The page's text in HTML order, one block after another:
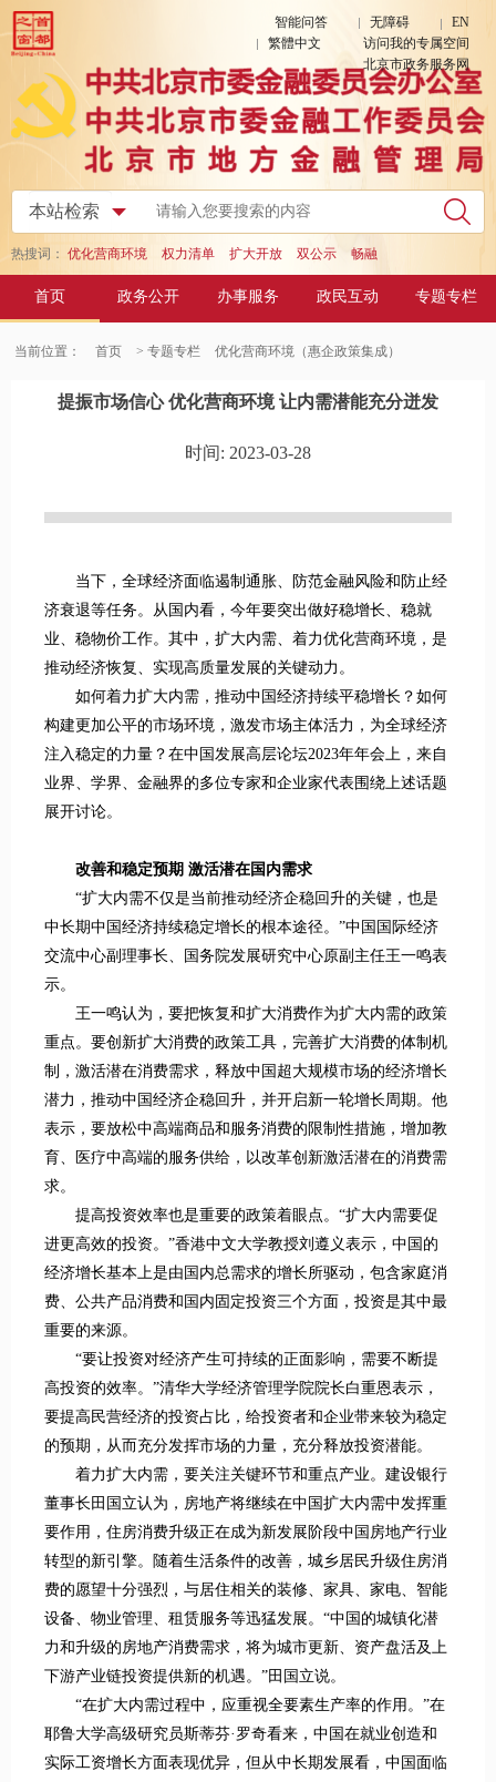
智能问答 无障碍
EN
繁體中文
访问我的专属空间
北京市政务服务网
热搜词： 优化营商环境 权力清单 扩大开放 双公示 畅融
首页 政务公开 办事服务 政民互动 专题专栏
当前位置： 首页 > 专题专栏 优化营商环境（惠企政策集成）
提振市场信心 优化营商环境 让内需潜能充分迸发
时间: 2023-03-28
当下，全球经济面临遏制通胀、防范金融风险和防止经
济衰退等任务。从国内看，今年要突出做好稳增长、稳就
业、稳物价工作。其中，扩大内需、着力优化营商环境，是
推动经济恢复、实现高质量发展的关键动力。
如何着力扩大内需，推动中国经济持续平稳增长？如何
构建更加公平的市场环境，激发市场主体活力，为全球经济
注入稳定的力量？在中国发展高层论坛2023年年会上，来自
业界、学界、金融界的多位专家和企业家代表围绕上述话题
展开讨论。
改善和稳定预期 激活潜在国内需求
“扩大内需不仅是当前推动经济企稳回升的关键，也是
中长期中国经济持续稳定增长的根本途径。”中国国际经济
交流中心副理事长、国务院发展研究中心原副主任王一鸣表
示。
王一鸣认为，要把恢复和扩大消费作为扩大内需的政策
重点。要创新扩大消费的政策工具，完善扩大消费的体制机
制，激活潜在消费需求，释放中国超大规模市场的经济增长
潜力，推动中国经济企稳回升，并开启新一轮增长周期。他
表示，要放松中高端商品和服务消费的限制性措施，增加教
育、医疗中高端的服务供给，以改革创新激活潜在的消费需
求。
提高投资效率也是重要的政策着眼点。“扩大内需要促
进更高效的投资。”香港中文大学教授刘遵义表示，中国的
经济增长基本上是由国内总需求的增长所驱动，包含家庭消
费、公共产品消费和国内固定投资三个方面，投资是其中最
重要的来源。
“要让投资对经济产生可持续的正面影响，需要不断提
高投资的效率。”清华大学经济管理学院院长白重恩表示，
要提高民营经济的投资占比，给投资者和企业带来较为稳定
的预期，从而充分发挥市场的力量，充分释放投资潜能。
着力扩大内需，要关注关键环节和重点产业。建设银行
董事长田国立认为，房地产将继续在中国扩大内需中发挥重
要作用，住房消费升级正在成为新发展阶段中国房地产行业
转型的新引擎。随着生活条件的改善，城乡居民升级住房消
费的愿望十分强烈，与居住相关的装修、家具、家电、智能
设备、物业管理、租赁服务等迅猛发展。“中国的城镇化潜
力和升级的房地产消费需求，将为城市更新、资产盘活及上
下游产业链投资提供新的机遇。”田国立说。
“在扩大内需过程中，应重视全要素生产率的作用。”在
耶鲁大学高级研究员斯蒂芬·罗奇看来，中国在就业创造和
实际工资增长方面表现优异，但从中长期发展看，中国面临